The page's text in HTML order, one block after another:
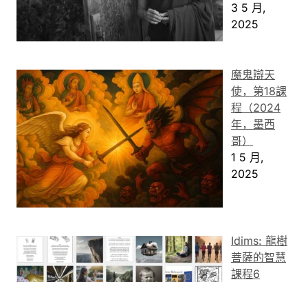
3 5 月,
2025
魔鬼辯天
使，第18課
程（2024
年，墨西
哥）
1 5 月,
2025
Idims: 龍樹
菩薩的智慧
課程6